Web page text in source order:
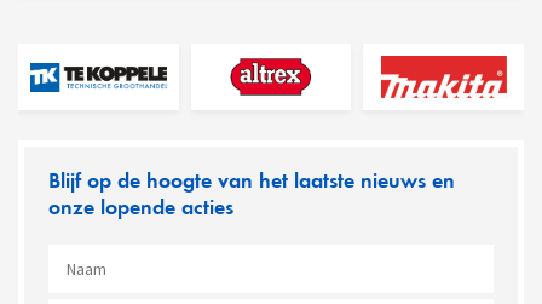
Blijf op de hoogte van het laatste nieuws en
onze lopende acties